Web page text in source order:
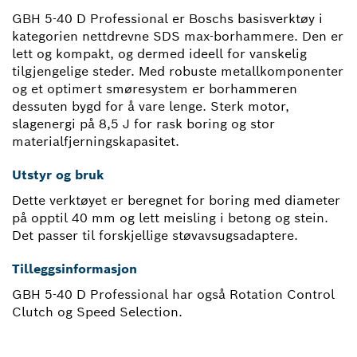
GBH 5-40 D Professional er Boschs basisverktøy i
kategorien nettdrevne SDS max-borhammere. Den er
lett og kompakt, og dermed ideell for vanskelig
tilgjengelige steder. Med robuste metallkomponenter
og et optimert smøresystem er borhammeren
dessuten bygd for å vare lenge. Sterk motor,
slagenergi på 8,5 J for rask boring og stor
materialfjerningskapasitet.
Utstyr og bruk
Dette verktøyet er beregnet for boring med diameter
på opptil 40 mm og lett meisling i betong og stein.
Det passer til forskjellige støvavsugsadaptere.
Tilleggsinformasjon
GBH 5-40 D Professional har også Rotation Control
Clutch og Speed Selection.